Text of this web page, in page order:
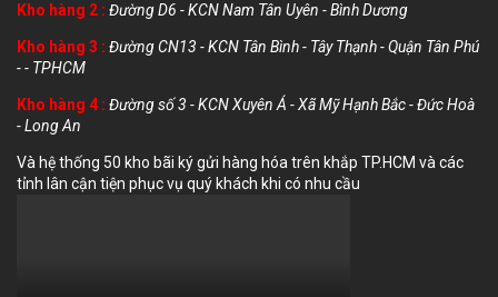
Kho hàng 2 : Đường D6 - KCN Nam Tân Uyên - Bình Dương
Kho hàng 3 : Đường CN13 - KCN Tân Bình - Tây Thạnh - Quận Tân Phú
- - TPHCM
Kho hàng 4 : Đường số 3 - KCN Xuyên Á - Xã Mỹ Hạnh Bắc - Đức Hoà
- Long An
Và hệ thống 50 kho bãi ký gửi hàng hóa trên khắp TP.HCM và các
tỉnh lân cận tiện phục vụ quý khách khi có nhu cầu